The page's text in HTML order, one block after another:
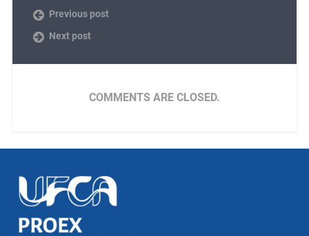
Previous post
Next post
COMMENTS ARE CLOSED.